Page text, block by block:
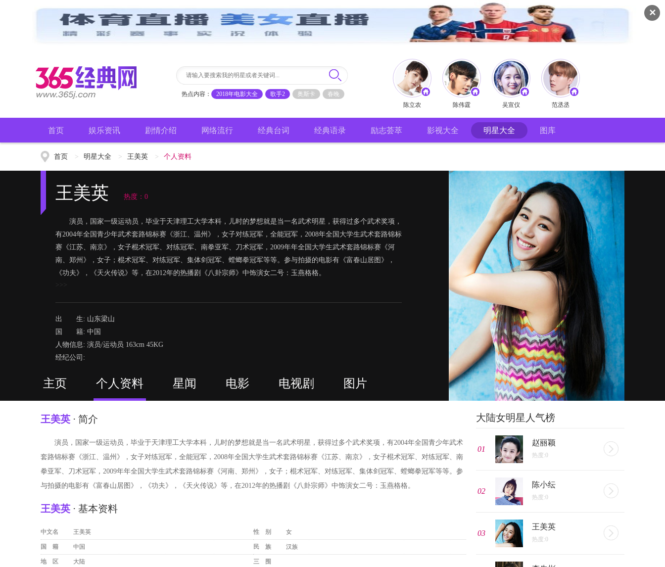
✕
热点内容： 2018年电影大全 歌手2 奥斯卡
春晚
陈立农
陈伟霆 吴宣仪 范丞丞
首页 娱乐资讯 剧情介绍 网络流行 经典台词 经典语录 励志荟萃 影视大全 明星大全 图库
首页 > 明星大全 > 王美英 > 个人资料
王美英 热度：0
演员，国家一级运动员，毕业于天津理工大学本科，儿时的梦想就是当一名武术明星，获得过多个武术奖项，
有2004年全国青少年武术套路锦标赛《浙江、温州》，女子对练冠军，全能冠军，2008年全国大学生武术套路锦标
赛《江苏、南京》，女子棍术冠军、对练冠军、南拳亚军、刀术冠军，2009年年全国大学生武术套路锦标赛《河
南、郑州》，女子；棍术冠军、对练冠军、集体剑冠军、螳螂拳冠军等等。参与拍摄的电影有《富春山居图》，
《功夫》，《天火传说》等，在2012年的热播剧《八卦宗师》中饰演女二号：玉燕格格。
>>>
出 生: 山东梁山
国 籍: 中国
人物信息: 演员/运动员 163cm 45KG
经纪公司:
主页 个人资料 星闻 电影 电视剧 图片
王美英 ⋅ 简介
演员，国家一级运动员，毕业于天津理工大学本科，儿时的梦想就是当一名武术明星，获得过多个武术奖项，有2004年全国青少年武术
套路锦标赛《浙江、温州》，女子对练冠军，全能冠军，2008年全国大学生武术套路锦标赛《江苏、南京》，女子棍术冠军、对练冠军、南
拳亚军、刀术冠军，2009年年全国大学生武术套路锦标赛《河南、郑州》，女子；棍术冠军、对练冠军、集体剑冠军、螳螂拳冠军等等。参
与拍摄的电影有《富春山居图》，《功夫》，《天火传说》等，在2012年的热播剧《八卦宗师》中饰演女二号：玉燕格格。
王美英 ⋅ 基本资料
中文名 王美英 性 别 女
国 籍 中国 民 族 汉族
地 区 大陆 三 围
大陆女明星人气榜
01
赵丽颖
热度:0
02
陈小纭
热度:0
03
王美英
热度:0